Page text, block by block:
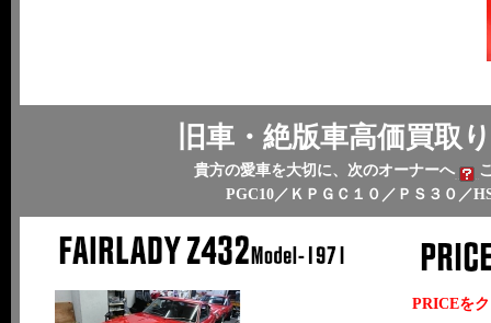
旧車・絶版車高価買取
貴方の愛車を大切に、次のオーナーへ
PGC10／ＫＰＧＣ１０／ＰＳ３０／
PRICEを